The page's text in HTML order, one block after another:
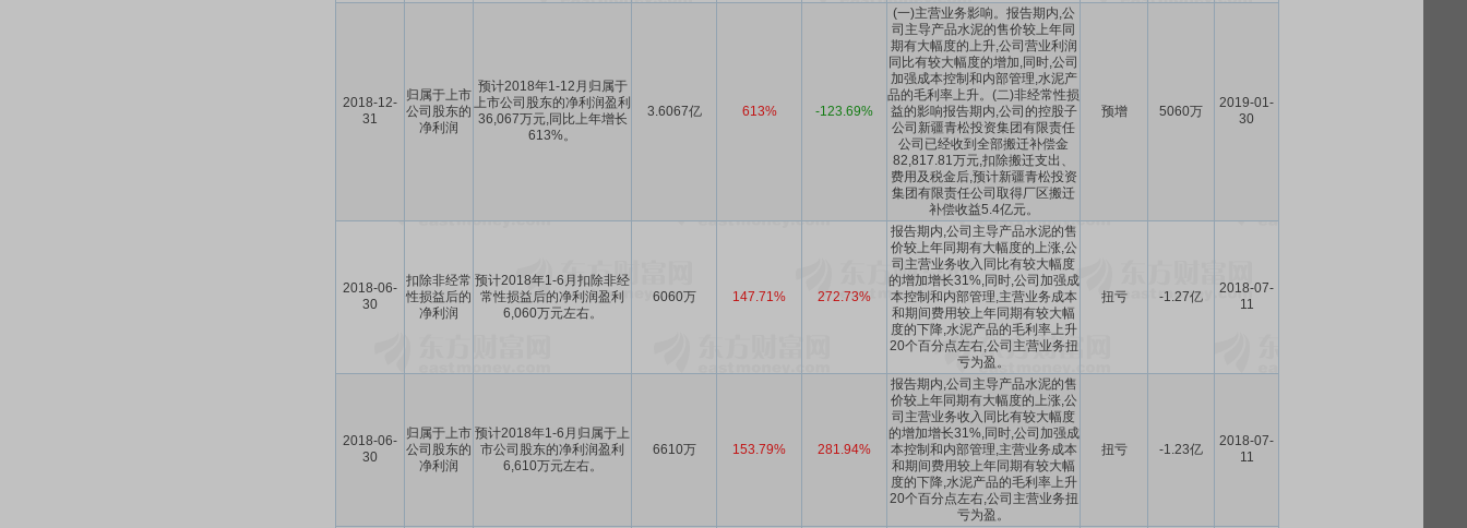
2018-12-
31
归属于上市
公司股东的
净利润
预计2018年1-12月归属于
上市公司股东的净利润盈利
36,067万元,同比上年增长
613%。
3.6067亿 613% -123.69%
(一)主营业务影响。报告期内,公
司主导产品水泥的售价较上年同
期有大幅度的上升,公司营业利润
同比有较大幅度的增加,同时,公司
加强成本控制和内部管理,水泥产
品的毛利率上升。(二)非经常性损
益的影响报告期内,公司的控股子
公司新疆青松投资集团有限责任
公司已经收到全部搬迁补偿金
82,817.81万元,扣除搬迁支出、
费用及税金后,预计新疆青松投资
集团有限责任公司取得厂区搬迁
补偿收益5.4亿元。
预增 5060万
2019-01-
30
2018-06-
30
扣除非经常
性损益后的
净利润
预计2018年1-6月扣除非经
常性损益后的净利润盈利
6,060万元左右。
6060万 147.71% 272.73%
报告期内,公司主导产品水泥的售
价较上年同期有大幅度的上涨,公
司主营业务收入同比有较大幅度
的增加增长31%,同时,公司加强成
本控制和内部管理,主营业务成本
和期间费用较上年同期有较大幅
度的下降,水泥产品的毛利率上升
20个百分点左右,公司主营业务扭
亏为盈。
扭亏 -1.27亿
2018-07-
11
2018-06-
30
归属于上市
公司股东的
净利润
预计2018年1-6月归属于上
市公司股东的净利润盈利
6,610万元左右。
6610万 153.79% 281.94%
报告期内,公司主导产品水泥的售
价较上年同期有大幅度的上涨,公
司主营业务收入同比有较大幅度
的增加增长31%,同时,公司加强成
本控制和内部管理,主营业务成本
和期间费用较上年同期有较大幅
度的下降,水泥产品的毛利率上升
20个百分点左右,公司主营业务扭
亏为盈。
扭亏 -1.23亿
2018-07-
11